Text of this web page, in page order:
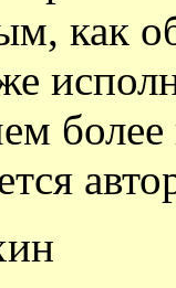
как